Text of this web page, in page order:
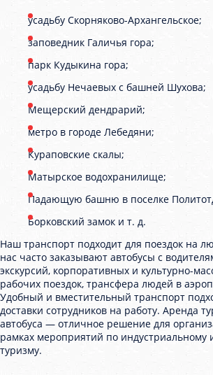
усадьбу Скорняково-Архангельское;
заповедник Галичья гора;
парк Кудыкина гора;
усадьбу Нечаевых с башней Шухова;
Мещерский дендрарий;
метро в городе Лебедяни;
Кураповские скалы;
Матырское водохранилище;
Падающую башню в поселке
Борковский замок и т. д.
Наш транспорт подходит для поездок на
нас часто заказывают автобусы с
экскурсий, корпоративных и культурно-
рабочих поездок, трансфера людей в
Удобный и вместительный транспорт
доставки сотрудников на работу. Аренда
автобуса — отличное решение для
рамках мероприятий по индустриальному
туризму.